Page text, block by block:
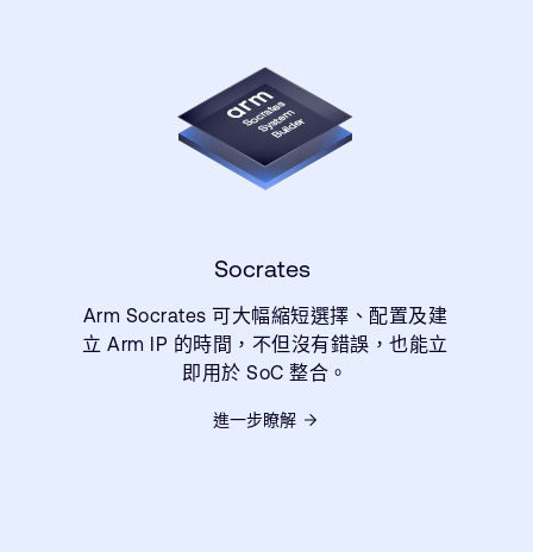
Socrates
Arm Socrates 可大幅縮短選擇、配置及建
立 Arm IP 的時間，不但沒有錯誤，也能立
即用於 SoC 整合。
進一步瞭解